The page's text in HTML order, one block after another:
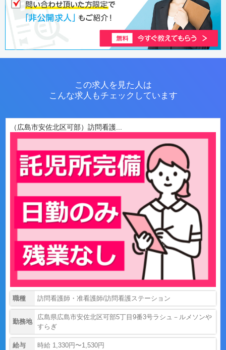
この求人を見た人は
こんな求人もチェックしています
（広島市安佐北区可部）訪問看護...
職種 訪問看護師・准看護師/訪問看護ステーション
勤務地
広島県広島市安佐北区可部5丁目9番3号ラシュ－ルメソンや
すらぎ
給与 時給 1,330円〜1,530円